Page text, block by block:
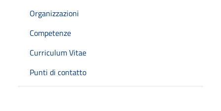
Organizzazioni
Competenze
Curriculum Vitae
Punti di contatto